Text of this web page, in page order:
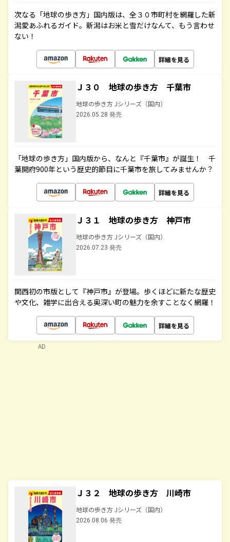
次なる「地球の歩き方」国内版は、全３０市町村を網羅した新
潟愛あふれるガイド。新潟はお米と雪だけなんて、もう言わせ
ない！
詳細を見る
Ｊ３０ 地球の歩き方 千葉市
地球の歩き方 Jシリーズ（国内）
2026.05.28 発売
「地球の歩き方」国内版から、なんと『千葉市』が誕生！ 千
葉開府900年という歴史的節目に千葉市を旅してみませんか？
詳細を見る
Ｊ３１ 地球の歩き方 神戸市
地球の歩き方 Jシリーズ（国内）
2026.07.23 発売
関西初の市版として『神戸市』が登場。歩くほどに新たな歴史
や文化、雑学に出合える奥深い町の魅力を余すことなく網羅！
詳細を見る
Ｊ３２ 地球の歩き方 川崎市
地球の歩き方 Jシリーズ（国内）
2026.08.06 発売
AD